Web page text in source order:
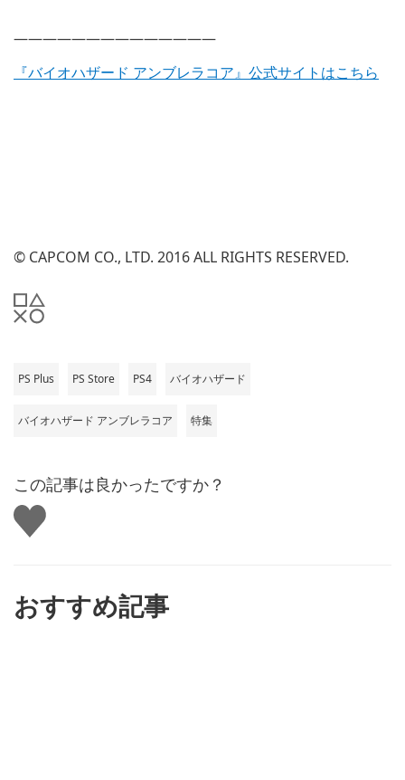
——————————————
『バイオハザード アンブレラコア』公式サイトはこちら
© CAPCOM CO., LTD. 2016 ALL RIGHTS RESERVED.
PS Plus PS Store PS4 バイオハザード
バイオハザード アンブレラコア 特集
この記事は良かったですか？
い
い
おすすめ記事